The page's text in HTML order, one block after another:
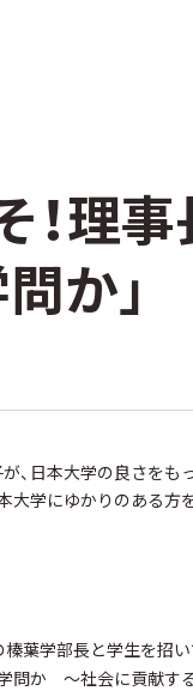
！理
か」
、日本大学の良さを
大学にゆかりのある方
榛葉学部長と学生を招い
問か ～社会に貢献す